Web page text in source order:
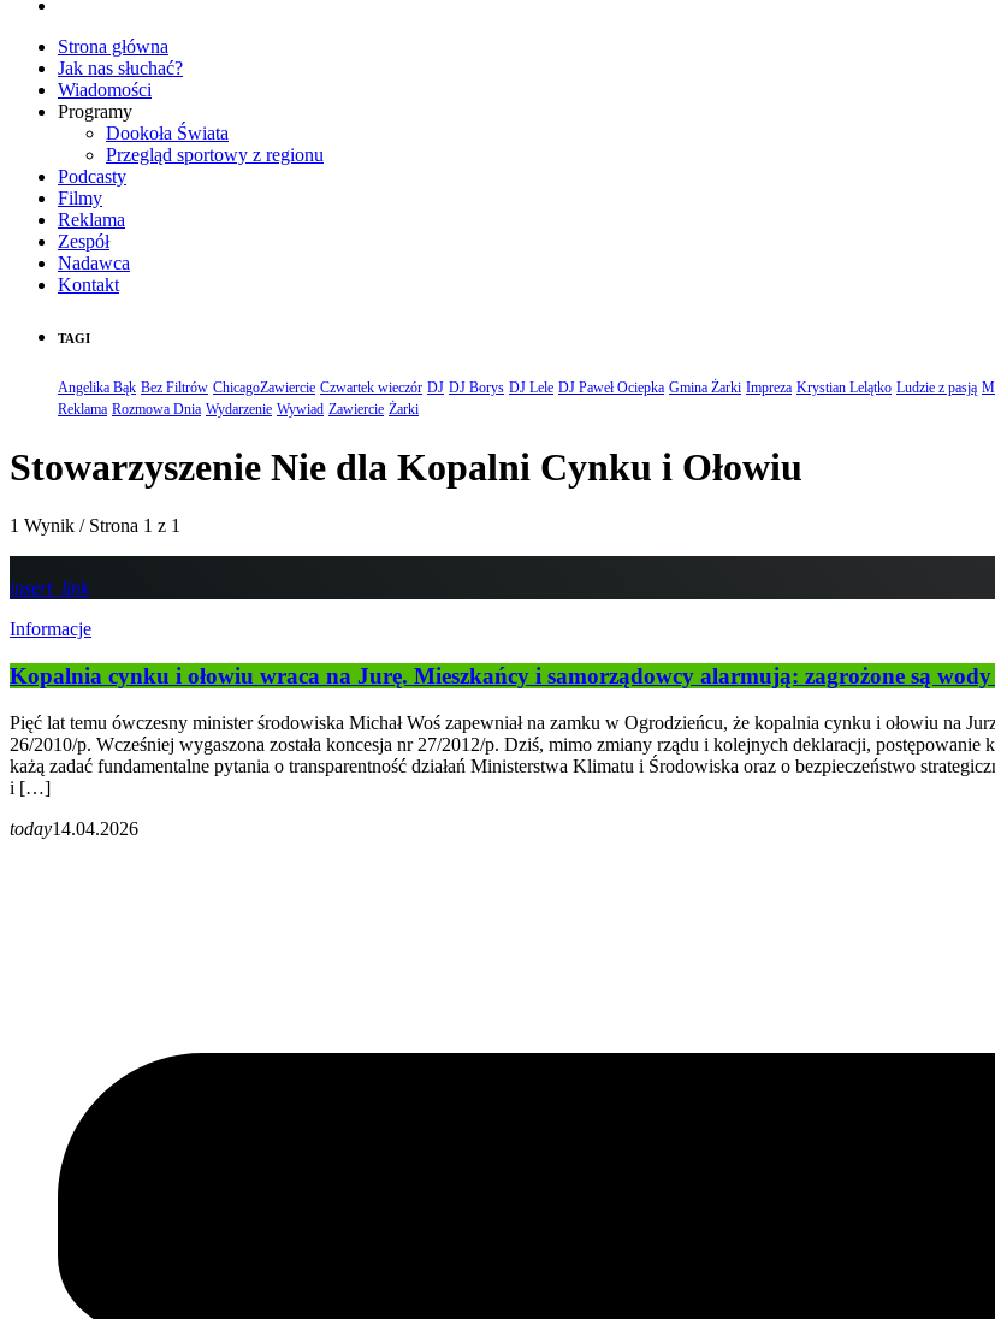
Strona główna
Jak nas słuchać?
Wiadomości
Programy
Dookoła Świata
Przegląd sportowy z regionu
Podcasty
Filmy
Reklama
Zespół
Nadawca
Kontakt
TAGI
Angelika Bąk Bez Filtrów ChicagoZawiercie Czwartek wieczór DJ DJ Borys DJ Lele DJ Paweł Ociepka Gmina Żarki Impreza Krystian Lelątko Ludzie z pasją
Reklama Rozmowa Dnia Wydarzenie Wywiad Zawiercie Żarki
Stowarzyszenie Nie dla Kopalni Cynku i Ołowiu
1 Wynik / Strona 1 z 1
insert_link
Informacje
Kopalnia cynku i ołowiu wraca na Jurę. Mieszkańcy i samorządowcy alarmują: zagrożone są
Pięć lat temu ówczesny minister środowiska Michał Woś zapewniał na zamku w Ogrodzieńcu, że kopalnia cynku i ołowiu na
26/2010/p. Wcześniej wygaszona została koncesja nr 27/2012/p. Dziś, mimo zmiany rządu i kolejnych deklaracji, postępowanie
każą zadać fundamentalne pytania o transparentność działań Ministerstwa Klimatu i Środowiska oraz o bezpieczeństwo
i […]
today14.04.2026